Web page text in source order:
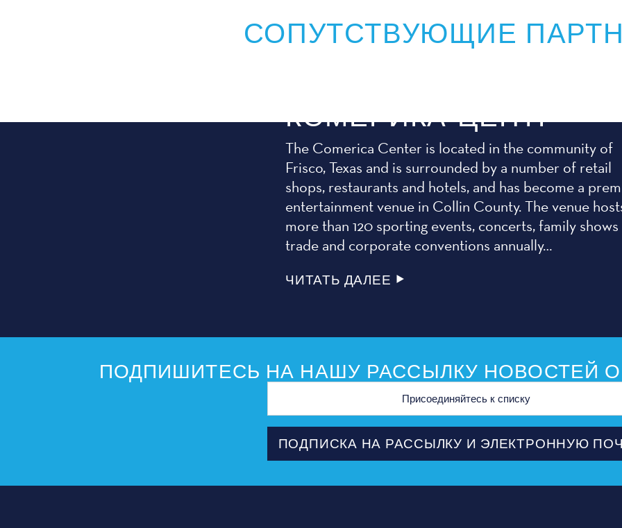
СОПУТСТВУЮЩИЕ
КОМЕРИКА-ЦЕНТР
The Comerica Center is located in the community of
Frisco, Texas and is surrounded by a number of retail
shops, restaurants and hotels, and has become a
entertainment venue in Collin County. The venue
more than 120 sporting events, concerts, family shows
trade and corporate conventions annually…
ЧИТАТЬ ДАЛЕЕ
ПОДПИШИТЕСЬ НА НАШУ РАССЫЛКУ НОВОСТЕЙ
Адрес
ПОДПИСКА НА РАССЫЛКУ И ЭЛЕКТРОННУЮ